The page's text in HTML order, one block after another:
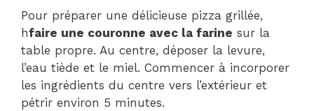
Pour préparer une délicieuse pizza grillée,
hfaire une couronne avec la farine sur la
table propre. Au centre, déposer la levure,
l’eau tiède et le miel. Commencer à incorporer
les ingrédients du centre vers l’extérieur et
pétrir environ 5 minutes.